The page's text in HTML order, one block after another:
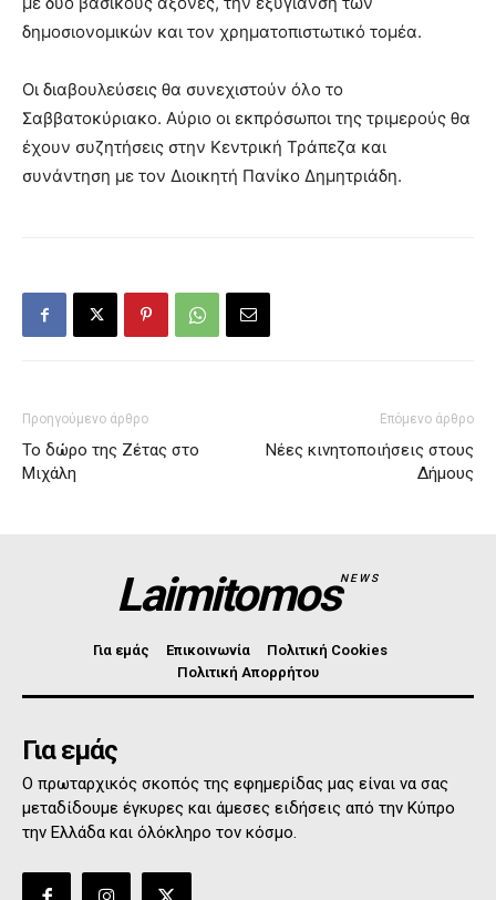
δημοσιονομικών και τον χρηματοπιστωτικό τομέα.
Οι διαβουλεύσεις θα συνεχιστούν όλο το
Σαββατοκύριακο. Αύριο οι εκπρόσωποι της τριμερούς θα
έχουν συζητήσεις στην Κεντρική Τράπεζα και
συνάντηση με τον Διοικητή Πανίκο Δημητριάδη.
Προηγούμενο άρθρο
Το δώρο της Ζέτας στο
Μιχάλη
Επόμενο άρθρο
Νέες κινητοποιήσεις στους
Δήμους
LaimitomosNEWS
Για εμάς Επικοινωνία
Πολιτική Cookies
Πολιτική Απορρήτου
Για εμάς
Ο πρωταρχικός σκοπός της εφημερίδας μας είναι να σας
μεταδίδουμε έγκυρες και άμεσες ειδήσεις από την Κύπρο
την Ελλάδα και όλόκληρο τον κόσμο.